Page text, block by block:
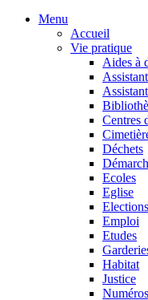
Menu
Accueil
Vie pratique
Aides à
Centres
Déchets
Ecoles
Eglise
Elections
Emploi
Etudes
Habitat
Justice